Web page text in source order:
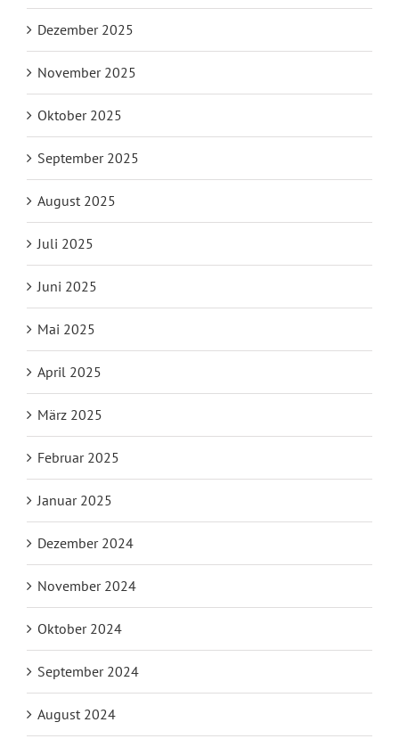
Dezember 2025
November 2025
Oktober 2025
September 2025
August 2025
Juli 2025
Juni 2025
Mai 2025
April 2025
März 2025
Februar 2025
Januar 2025
Dezember 2024
November 2024
Oktober 2024
September 2024
August 2024